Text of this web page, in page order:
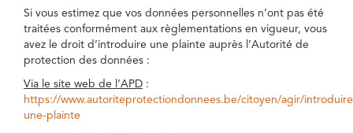
Si vous estimez que vos données personnelles n’ont pas été
traitées conformément aux règlementations en vigueur, vous
avez le droit d’introduire une plainte auprès l’Autorité de
protection des données :
Via le site web de l’APD :
https://www.autoriteprotectiondonnees.be/citoyen/agir/
une-plainte